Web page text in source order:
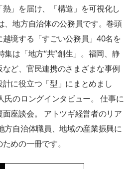
」を届け、「構造」を可視化し
、地方自治体の公務員です。巻頭
境する「すごい公務員」40名を
集は「地方“共”創生」。福岡、静
ど、官民連携のさまざまな事例
に役立つ「型」にまとめまし
氏のロングインタビュー。 仕事に
座談会。 アトツギ経営者のリア
方自治体職員、地域の産業振興に
めの一冊です。